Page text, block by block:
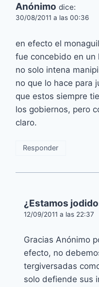
Anónimo dice:
30/08/2011 a las 00:36
en efecto el
fue concebido en un
no solo intena
no que lo hace para
que estos siempre
los gobiernos, pero
claro.
Responder
¿Estamos
12/09/2011 a las 22:37
Gracias Anónimo
efecto, no
tergiversadas
solo defiende sus